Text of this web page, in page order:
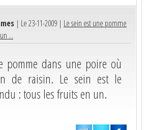
| Le 23-11-2009 | Le sein est une pomme
...
pomme dans une poire où
de raisin. Le sein est le
: tous les fruits en un.